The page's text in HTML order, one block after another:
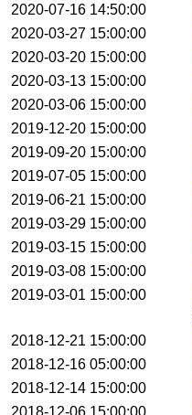
2020-07-16 14:50:00
2020-03-27 15:00:00
2020-03-20 15:00:00
2020-03-13 15:00:00
2020-03-06 15:00:00
2019-12-20 15:00:00
2019-09-20 15:00:00
2019-07-05 15:00:00
2019-06-21 15:00:00
2019-03-29 15:00:00
2019-03-15 15:00:00
2019-03-08 15:00:00
2019-03-01 15:00:00
2018-12-21 15:00:00
2018-12-16 05:00:00
2018-12-14 15:00:00
2018-12-06 15:00:00